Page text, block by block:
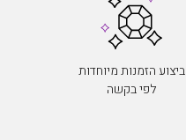
ביצוע הזמנות מיוחדות
לפי בקשה